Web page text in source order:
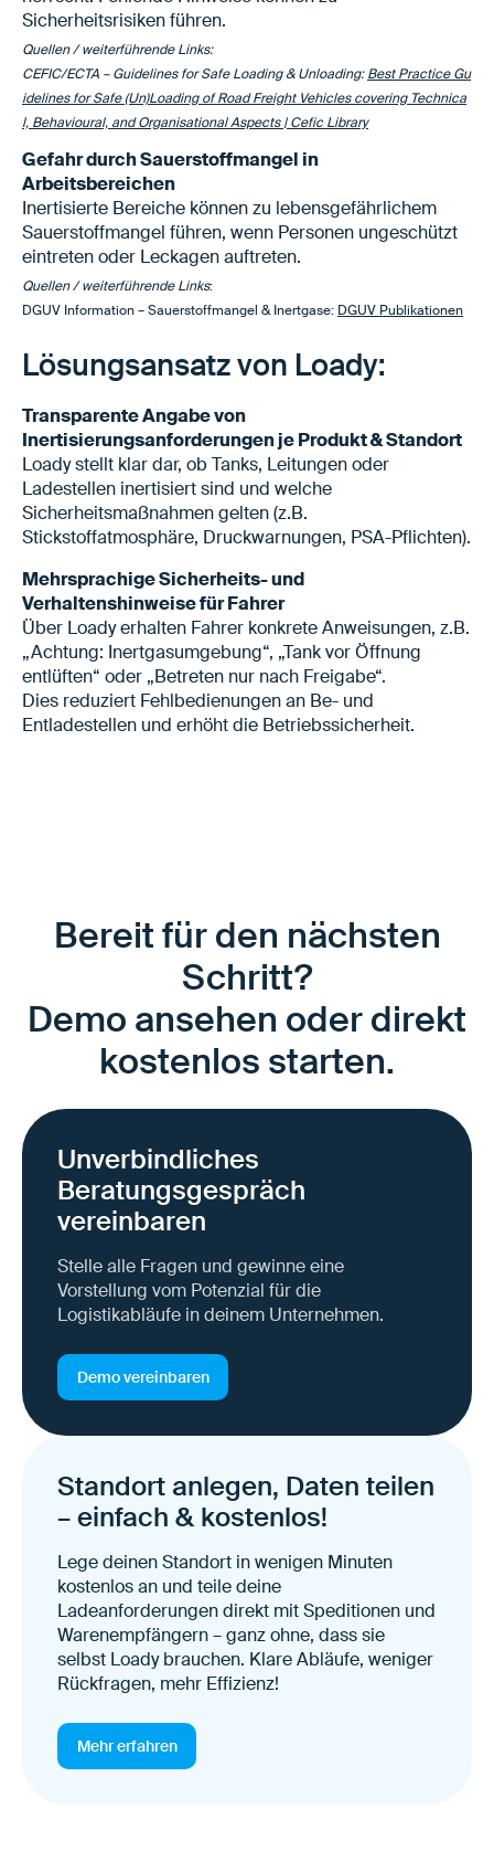
Sicherheitsrisiken führen.
Quellen / weiterführende Links:
CEFIC/ECTA – Guidelines for Safe Loading & Unloading:Best Practice Gu
idelines for Safe (Un)Loading of Road Freight Vehicles covering Technica
l, Behavioural, and Organisational Aspects | Cefic Library
Gefahr durch Sauerstoffmangel in
Arbeitsbereichen
Inertisierte Bereiche können zu lebensgefährlichem
Sauerstoffmangel führen, wenn Personen ungeschützt
eintreten oder Leckagen auftreten.
Quellen / weiterführende Links:
DGUV Information – Sauerstoffmangel & Inertgase: DGUV Publikationen
Lösungsansatz von Loady:
Transparente Angabe von
Inertisierungsanforderungen je Produkt & Standort
Loady stellt klar dar, ob Tanks, Leitungen oder
Ladestellen inertisiert sind und welche
Sicherheitsmaßnahmen gelten (z.B.
Stickstoffatmosphäre, Druckwarnungen, PSA-Pflichten).
Mehrsprachige Sicherheits- und
Verhaltenshinweise für Fahrer
Über Loady erhalten Fahrer konkrete Anweisungen, z.B.
„Achtung: Inertgasumgebung“, „Tank vor Öffnung
entlüften“ oder „Betreten nur nach Freigabe“.
Dies reduziert Fehlbedienungen an Be- und
Entladestellen und erhöht die Betriebssicherheit.
Bereit für den nächsten
Schritt?
Demo ansehen oder direkt
kostenlos starten.
Unverbindliches
Beratungsgespräch
vereinbaren
Stelle alle Fragen und gewinne eine
Vorstellung vom Potenzial für die
Logistikabläufe in deinem Unternehmen.
Demo vereinbaren
Standort anlegen, Daten teilen
– einfach & kostenlos!
Lege deinen Standort in wenigen Minuten
kostenlos an und teile deine
Ladeanforderungen direkt mit Speditionen und
Warenempfängern – ganz ohne, dass sie
selbst Loady brauchen. Klare Abläufe, weniger
Rückfragen, mehr Effizienz!
Mehr erfahren